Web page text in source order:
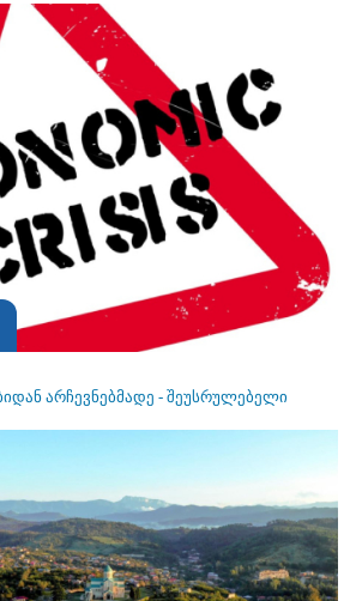
არჩევნებმადე - შეუსრულებელი